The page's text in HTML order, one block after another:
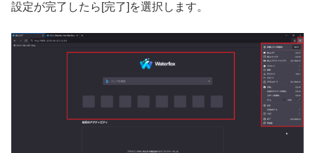
設定が完了したら[完了]を選択します。